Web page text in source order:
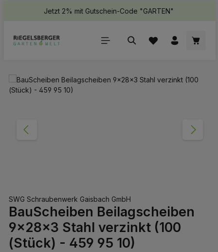
springenJetzt 2% mit Gutschein-Code "GARTEN"
Bildergalerie überspringen
SWG Schraubenwerk Gaisbach GmbH
BauScheiben Beilagscheiben
9x28x3 Stahl verzinkt (100
(Stück) - 459 95 10)